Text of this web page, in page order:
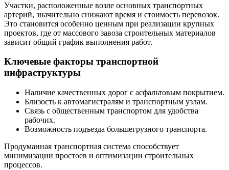
Участки, расположенные возле основных транспортных
артерий, значительно снижают время и стоимость перевозок.
Это становится особенно ценным при реализации крупных
проектов, где от массового завоза строительных материалов
зависит общий график выполнения работ.
Ключевые факторы транспортной
инфраструктуры
Наличие качественных дорог с асфальтовым покрытием.
Близость к автомагистралям и транспортным узлам.
Связь с общественным транспортом для удобства
рабочих.
Возможность подъезда большегрузного транспорта.
Продуманная транспортная система способствует
минимизации простоев и оптимизации строительных
процессов.